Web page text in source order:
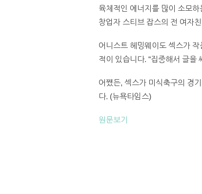
육체적인 에너지를 많이 소모
창업자 스티브 잡스의 전 여자
어니스트 헤밍웨이도 섹스가
적이 있습니다. “집중해서 글을
어쨌든, 섹스가 미식축구의 경
다. (뉴욕타임스)
원문보기